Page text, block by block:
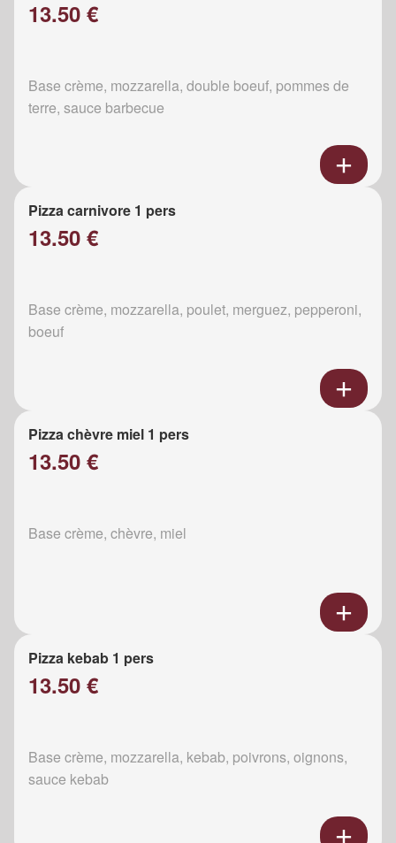
13.50 €
Base crème, mozzarella, double boeuf, pommes de
terre, sauce barbecue
Pizza carnivore 1 pers
13.50 €
Base crème, mozzarella, poulet, merguez, pepperoni,
boeuf
Pizza chèvre miel 1 pers
13.50 €
Base crème, chèvre, miel
Pizza kebab 1 pers
13.50 €
Base crème, mozzarella, kebab, poivrons, oignons,
sauce kebab